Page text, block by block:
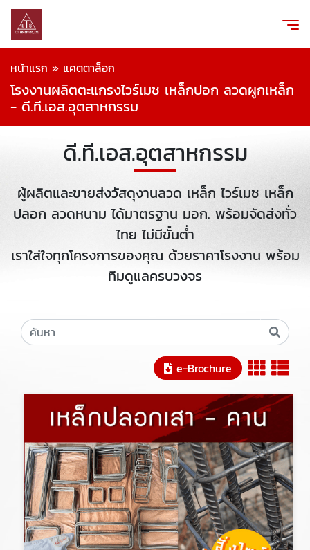
หน้าแรก » แคตตาล็อก
โรงงานผลิตตะแกรงไวร์เมช เหล็กปอก ลวดผูกเหล็ก
- ดี.ที.เอส.อุตสาหกรรม
ดี.ที.เอส.อุตสาหกรรม
ผู้ผลิตและขายส่งวัสดุงานลวด เหล็ก ไวร์เมช เหล็ก
ปลอก ลวดหนาม ได้มาตรฐาน มอก. พร้อมจัดส่งทั่ว
ไทย ไม่มีขั้นต่ำ
เราใส่ใจทุกโครงการของคุณ ด้วยราคาโรงงาน พร้อม
ทีมดูแลครบวงจร
e-Brochure